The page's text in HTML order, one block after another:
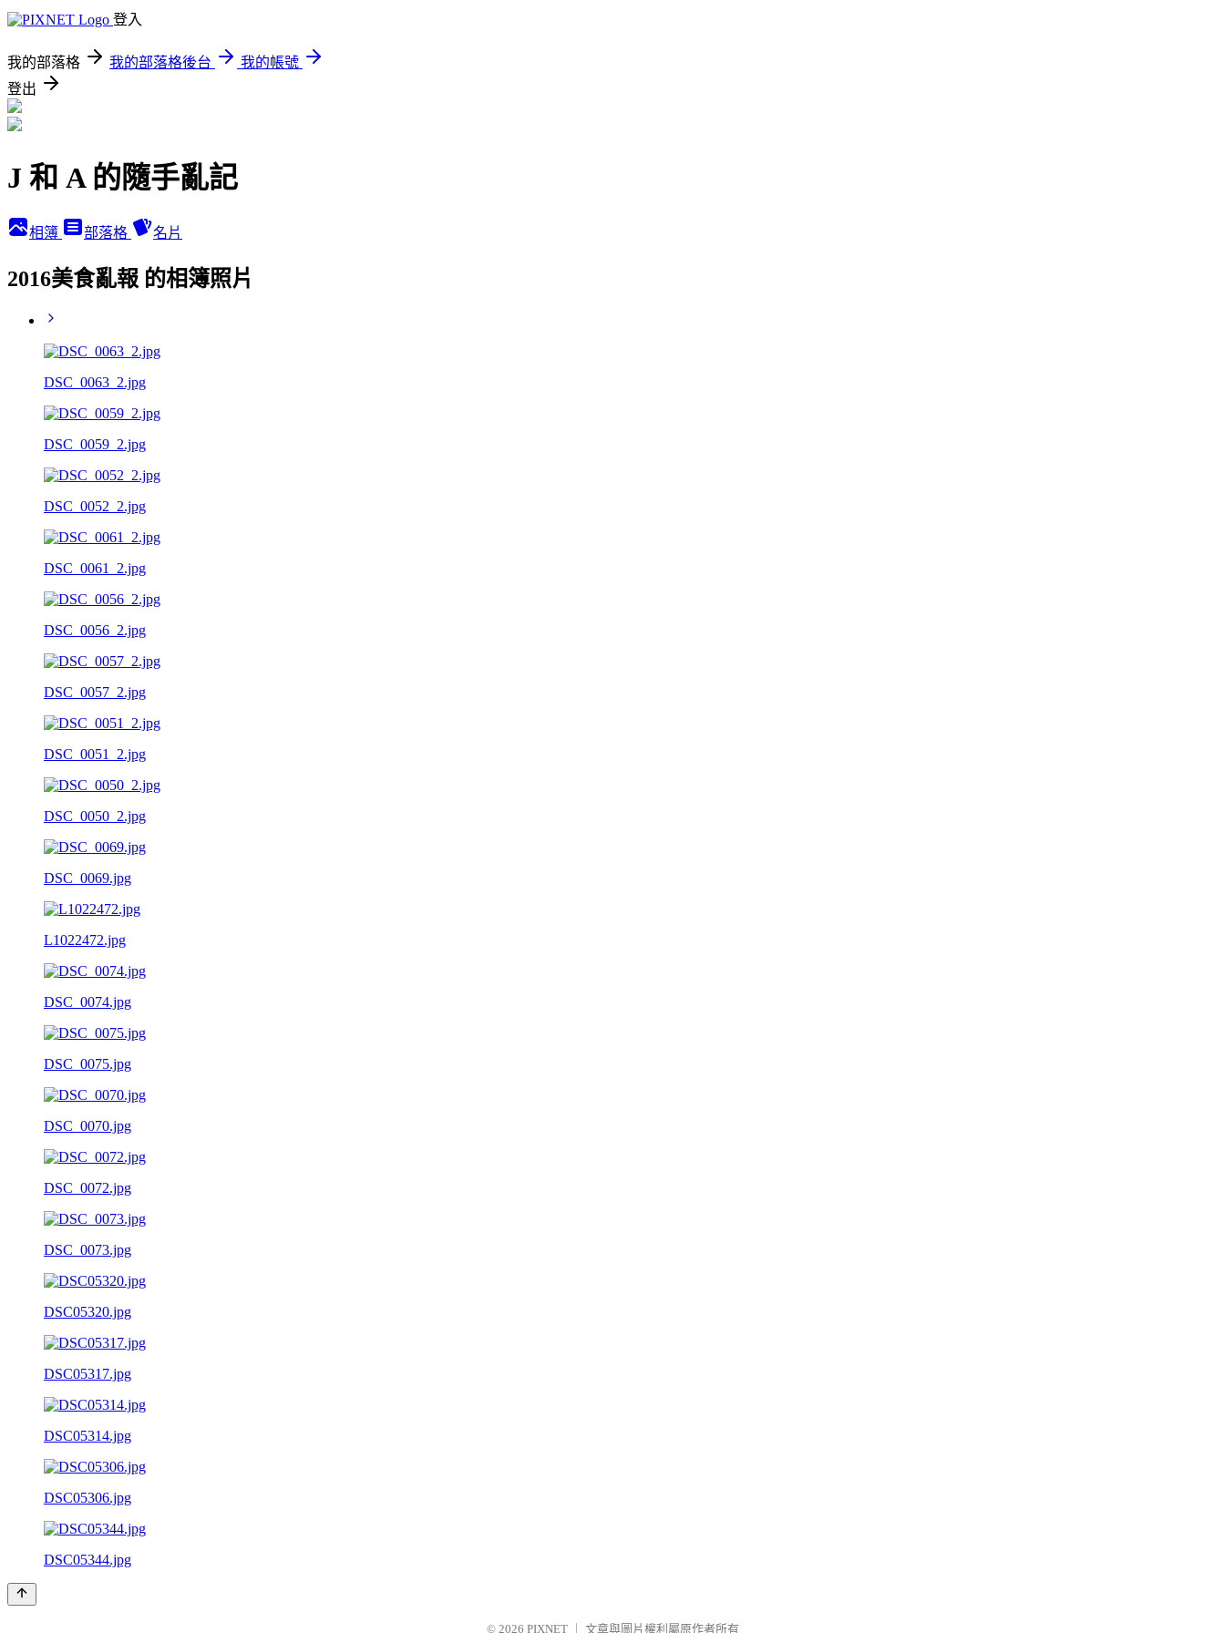
登入
我的部落格 我的部落格後台
我的帳號
登出
J 和 A 的隨手亂記
相簿 部落格 名片
2016美食亂報 的相簿照片
DSC_0063_2.jpg
DSC_0059_2.jpg
DSC_0052_2.jpg
DSC_0061_2.jpg
DSC_0056_2.jpg
DSC_0057_2.jpg
DSC_0051_2.jpg
DSC_0050_2.jpg
DSC_0069.jpg
L1022472.jpg
DSC_0074.jpg
DSC_0075.jpg
DSC_0070.jpg
DSC_0072.jpg
DSC_0073.jpg
DSC05320.jpg
DSC05317.jpg
DSC05314.jpg
DSC05306.jpg
DSC05344.jpg
© 2026 PIXNET 文章與圖片權利屬原作者所有